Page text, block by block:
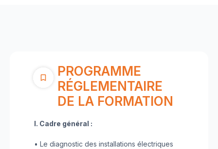
PROGRAMME
RÉGLEMENTAIRE
DE LA FORMATION
I. Cadre général :
• Le diagnostic des installations électriques